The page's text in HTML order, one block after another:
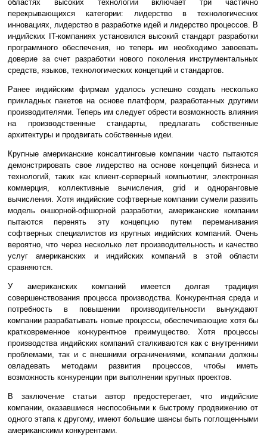
областях высоких технологий включает три частично
перекрывающихся категории: лидерство в технологических
инновациях, лидерство в разработке идей и лидерство процессов. В
индийских IT-компаниях установился высокий стандарт разработки
программного обеспечения, но теперь им необходимо завоевать
доверие за счет разработки нового поколения инструментальных
средств, языков, технологических концепций и стандартов.
Ранее индийским фирмам удалось успешно создать несколько
прикладных пакетов на основе платформ, разработанных другими
производителями. Теперь им следует обрести возможность влияния
на производственные стандарты, предлагать собственные
архитектуры и продвигать собственные идеи.
Крупные американские консалтинговые компании часто пытаются
демонстрировать свое лидерство на основе концепций бизнеса и
технологий, таких как клиент-серверный компьютинг, электронная
коммерция, коллективные вычисления, grid и одноранговые
вычисления. Хотя индийские софтверные компании сумели развить
модель оншорной-офшорной разработки, американские компании
пытаются перенять эту концепцию путем переманивания
софтверных специалистов из крупных индийских компаний. Очень
вероятно, что через несколько лет производительность и качество
услуг американских и индийских компаний в этой области
сравняются.
У американских компаний имеется долгая традиция
совершенствования процесса производства. Конкурентная среда и
потребность в повышении производительности вынуждают
компании разрабатывать новые процессы, обеспечивающие хотя бы
кратковременное конкурентное преимущество. Хотя процессы
производства индийских компаний сталкиваются как с внутренними
проблемами, так и с внешними ограничениями, компании должны
овладевать методами развития процессов, чтобы иметь
возможность конкуренции при выполнении крупных проектов.
В заключение статьи автор предостерегает, что индийские
компании, оказавшиеся неспособными к быстрому продвижению от
одного этапа к другому, имеют большие шансы быть поглощенными
американскими конкурентами.